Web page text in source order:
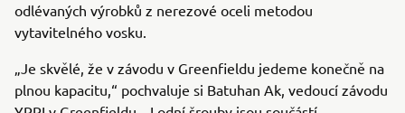
odlévaných výrobků z nerezové oceli metodou
vytavitelného vosku.
„Je skvělé, že v závodu v Greenfieldu jedeme konečně na
plnou kapacitu,“ pochvaluje si Batuhan Ak, vedoucí závodu